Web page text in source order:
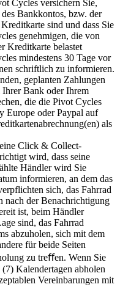
Cycles versichern Sie,
Bankkontos, bzw. der
sind und dass Sie
genehmigen, die von
Kreditkarte belastet
mindestens 30 Tage vor
schriftlich zu informieren.
geplanten Zahlungen
Bank oder Ihrem
die die Pivot Cycles
Europe oder Paypal auf
als
Click & Collect-
wird, dass seine
Händler wird Sie
informieren, an dem das
sich, das Fahrrad
nach der Benachrichtigung
ist, beim Händler
sind, das Fahrrad
abzuholen, sich mit dem
für beide Seiten
zu treﬀen. Wenn Sie
Kalendertagen abholen
Vereinbarungen mit